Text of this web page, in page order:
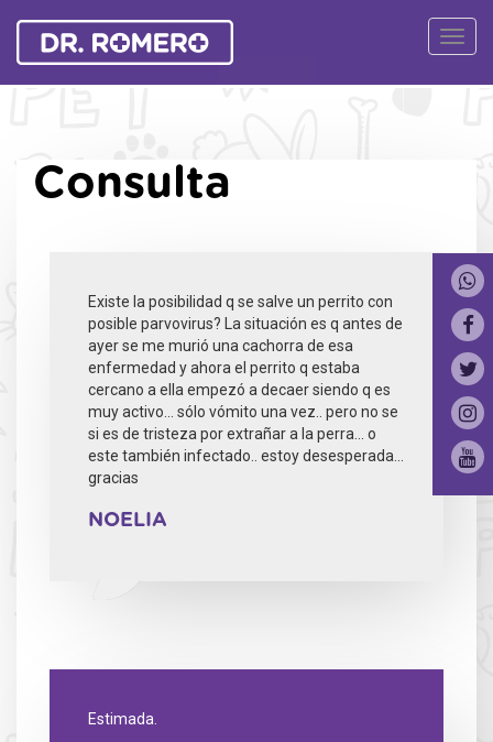
Ver
Consulta
Existe la posibilidad q se salve un perrito con
posible parvovirus? La situación es q antes de
ayer se me murió una cachorra de esa
enfermedad y ahora el perrito q estaba
cercano a ella empezó a decaer siendo q es
muy activo... sólo vómito una vez.. pero no se
si es de tristeza por extrañar a la perra... o
este también infectado.. estoy desesperada...
gracias
NOELIA
Estimada.